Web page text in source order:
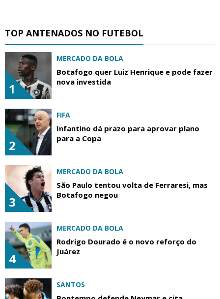
TOP ANTENADOS NO FUTEBOL
1
MERCADO DA BOLA
Botafogo quer Luiz Henrique e pode fazer
nova investida
2
FIFA
Infantino dá prazo para aprovar plano
para a Copa
3
MERCADO DA BOLA
São Paulo tentou volta de Ferraresi, mas
Botafogo negou
4
MERCADO DA BOLA
Rodrigo Dourado é o novo reforço do
Juárez
SANTOS